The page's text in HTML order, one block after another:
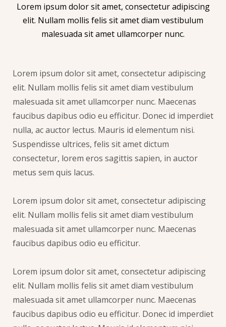
Lorem ipsum dolor sit amet, consectetur adipiscing
elit. Nullam mollis felis sit amet diam vestibulum
malesuada sit amet ullamcorper nunc.
Lorem ipsum dolor sit amet, consectetur adipiscing
elit. Nullam mollis felis sit amet diam vestibulum
malesuada sit amet ullamcorper nunc. Maecenas
faucibus dapibus odio eu efficitur. Donec id imperdiet
nulla, ac auctor lectus. Mauris id elementum nisi.
Suspendisse ultrices, felis sit amet dictum
consectetur, lorem eros sagittis sapien, in auctor
metus sem quis lacus.
Lorem ipsum dolor sit amet, consectetur adipiscing
elit. Nullam mollis felis sit amet diam vestibulum
malesuada sit amet ullamcorper nunc. Maecenas
faucibus dapibus odio eu efficitur.
Lorem ipsum dolor sit amet, consectetur adipiscing
elit. Nullam mollis felis sit amet diam vestibulum
malesuada sit amet ullamcorper nunc. Maecenas
faucibus dapibus odio eu efficitur. Donec id imperdiet